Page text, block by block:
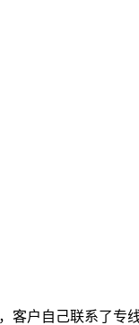
户自己联系了专